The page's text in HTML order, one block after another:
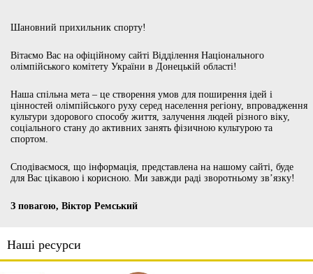
Шановний прихильник спорту!
Вітаємо Вас на офіційному сайті Відділення Національного
олімпійського комітету України в Донецькій області!
Наша спільна мета – це створення умов для поширення ідей і
цінностей олімпійського руху серед населення регіону, впровадження
культури здорового способу життя, залучення людей різного віку,
соціального стану до активних занять фізичною культурою та
спортом.
Сподіваємося, що інформація, представлена на нашому сайті, буде
для Вас цікавою і корисною. Ми завжди раді зворотньому зв’язку!
З повагою, Віктор Ремський
Наші ресурси